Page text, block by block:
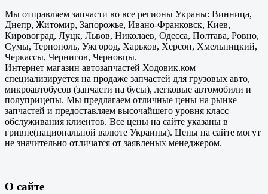
Мы отправляем запчасти во все регионы Украны: Винница,
Днепр, Житомир, Запорожье, Ивано-Франковск, Киев,
Кировоград, Луцк, Львов, Николаев, Одесса, Полтава, Ровно,
Сумы, Тернополь, Ужгород, Харьков, Херсон, Хмельницкий,
Черкассы, Чернигов, Черновцы.
Интернет магазин автозапчастей Ходовик.ком
специализируется на продаже запчастей для грузовых авто,
микроавтобусов (запчасти на бусы), легковые автомобили и
полуприцепы. Мы предлагаем отличные цены на рынке
запчастей и предоставляем высочайшего уровня класс
обслуживания клиентов. Все цены на сайте указаны в
гривне(национальной валюте Украины). Цены на сайте могут
не значительно отличатся от заявленых менеджером.
О сайте